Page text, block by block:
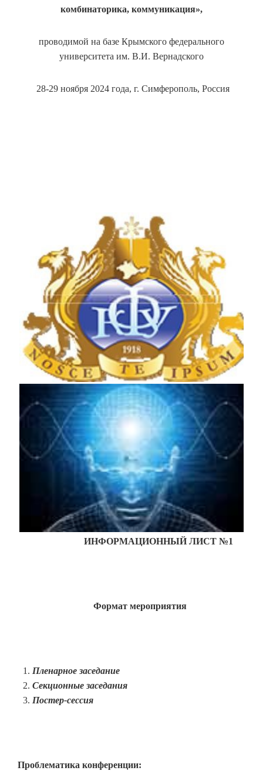
комбинаторика, коммуникация»,
проводимой на базе Крымского федерального
университета им. В.И. Вернадского
28-29 ноября 2024 года, г. Симферополь, Россия
ИНФОРМАЦИОННЫЙ ЛИСТ №1
Формат мероприятия
Пленарное заседание
Секционные заседания
Постер-сессия
Проблематика конференции: